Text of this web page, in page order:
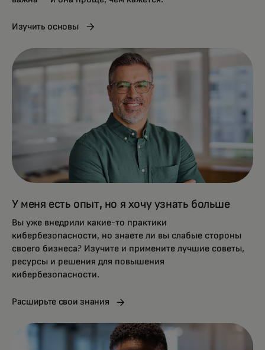
Изучить основы
У меня есть опыт, но я хочу узнать больше
Вы уже внедрили какие-то практики
кибербезопасности, но знаете ли вы слабые стороны
своего бизнеса? Изучите и примените лучшие советы,
ресурсы и решения для повышения
кибербезопасности.
Расширьте свои знания